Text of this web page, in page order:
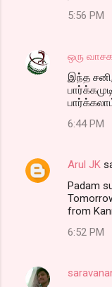
5:56 PM
ஒரு
இந்த
6:44 PM
Arul JK
Padam
from
6:52 PM